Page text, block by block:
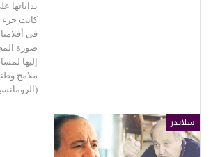
بداياتها
كانت جزء
فى
صورة
إليها
ملامح
سلايدر